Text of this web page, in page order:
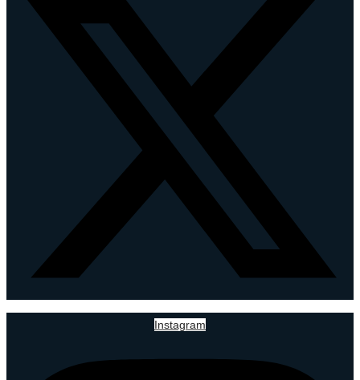
Instagram